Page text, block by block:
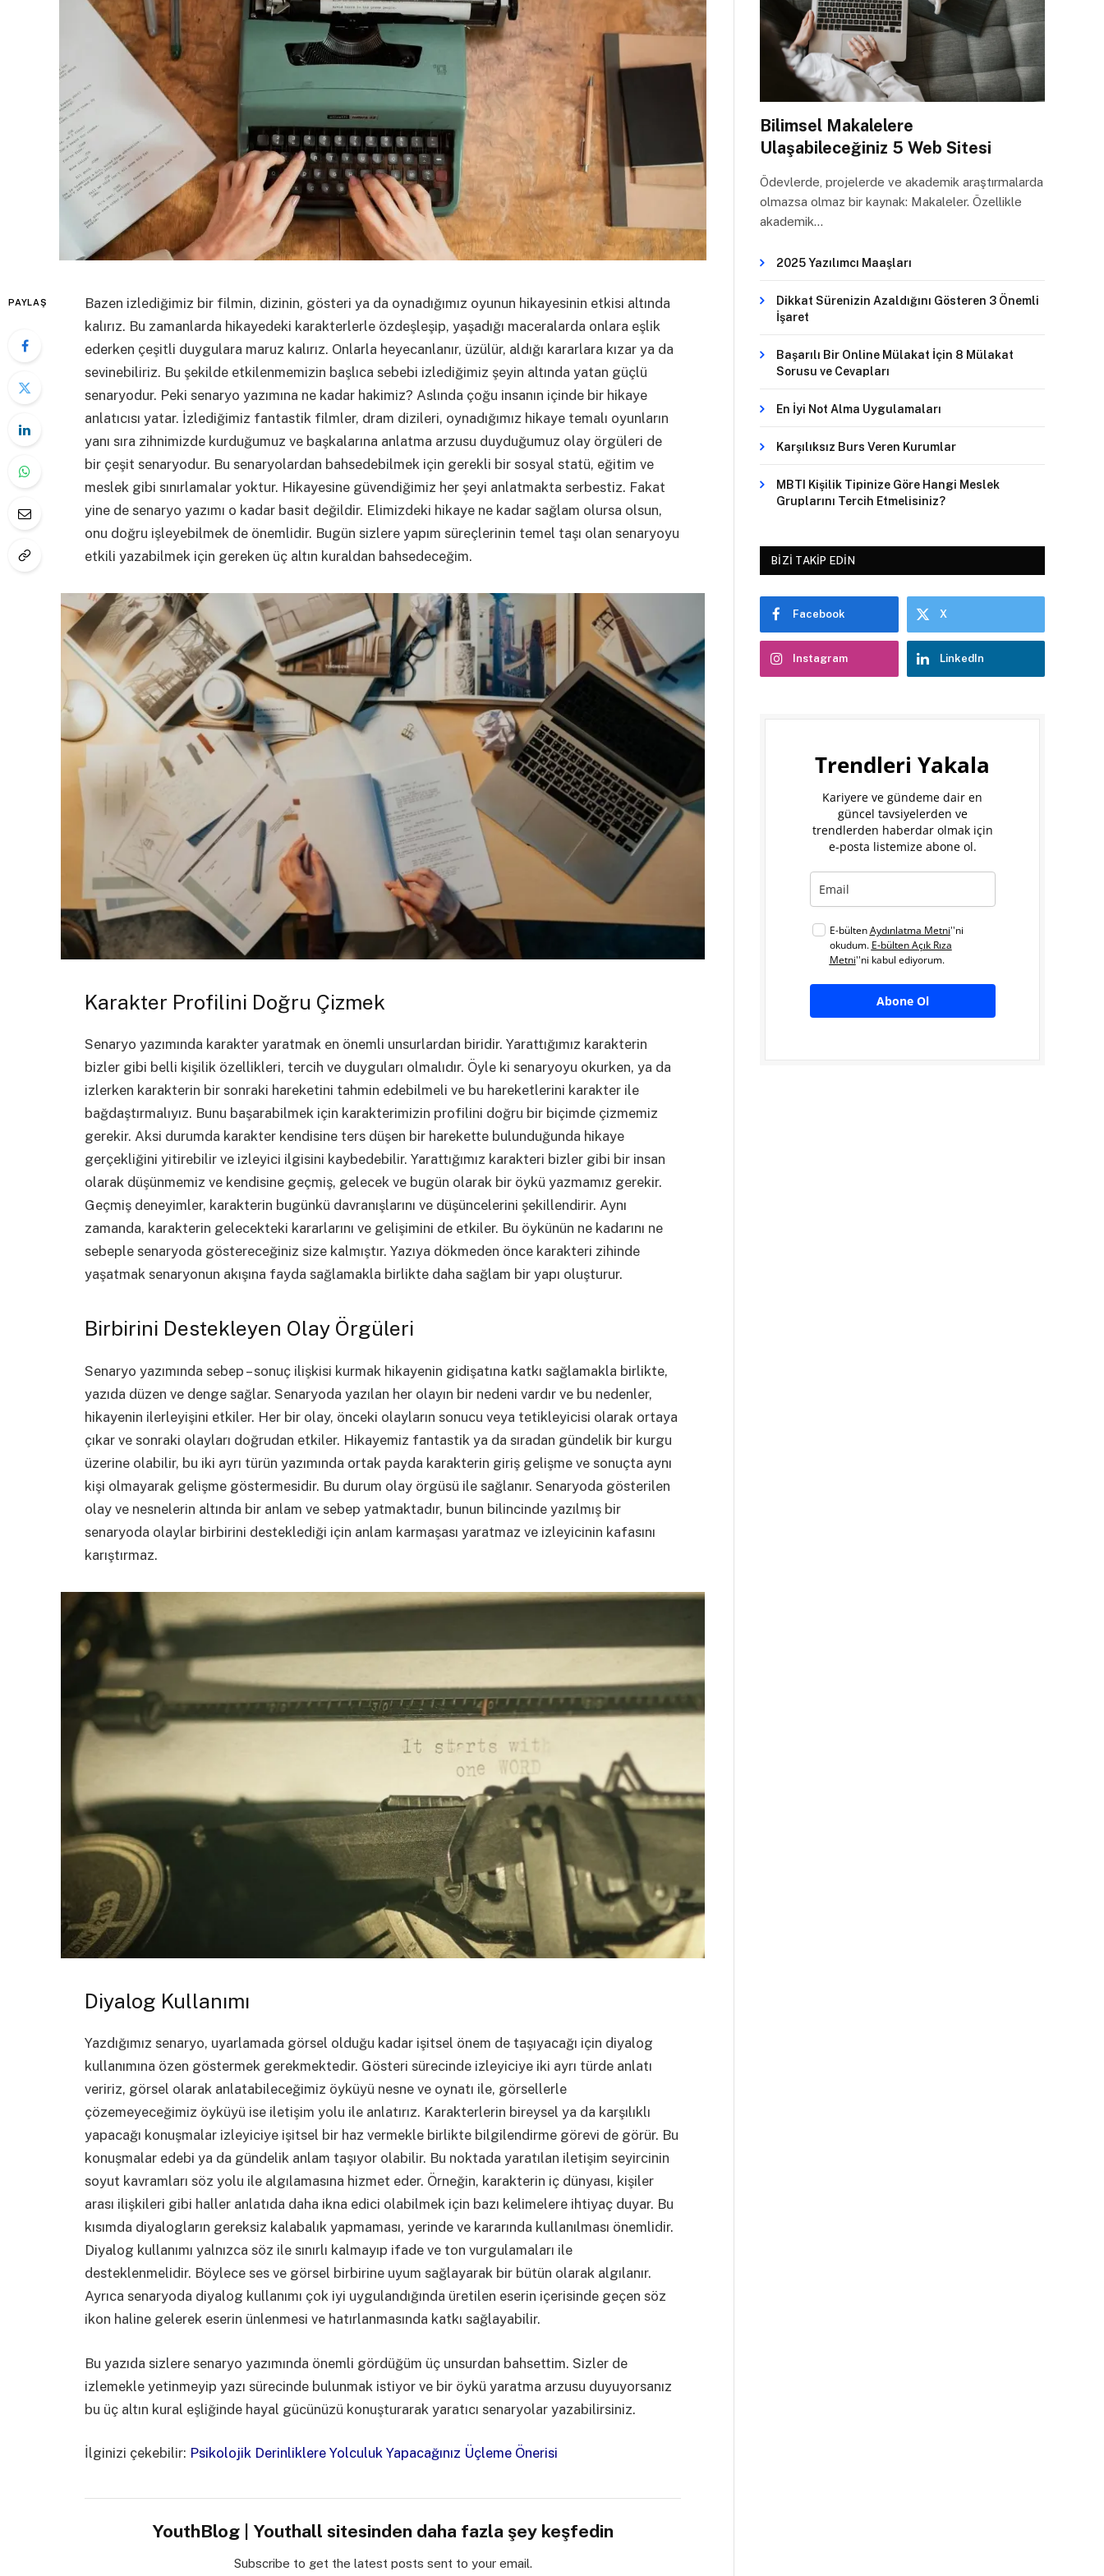
PAYLAŞ
Bazen izlediğimiz bir filmin, dizinin, gösteri ya da oynadığımız oyunun hikayesinin etkisi altında
kalırız. Bu zamanlarda hikayedeki karakterlerle özdeşleşip, yaşadığı maceralarda onlara eşlik
ederken çeşitli duygulara maruz kalırız. Onlarla heyecanlanır, üzülür, aldığı kararlara kızar ya da
sevinebiliriz. Bu şekilde etkilenmemizin başlıca sebebi izlediğimiz şeyin altında yatan güçlü
senaryodur. Peki senaryo yazımına ne kadar hakimiz? Aslında çoğu insanın içinde bir hikaye
anlatıcısı yatar. İzlediğimiz fantastik filmler, dram dizileri, oynadığımız hikaye temalı oyunların
yanı sıra zihnimizde kurduğumuz ve başkalarına anlatma arzusu duyduğumuz olay örgüleri de
bir çeşit senaryodur. Bu senaryolardan bahsedebilmek için gerekli bir sosyal statü, eğitim ve
meslek gibi sınırlamalar yoktur. Hikayesine güvendiğimiz her şeyi anlatmakta serbestiz. Fakat
yine de senaryo yazımı o kadar basit değildir. Elimizdeki hikaye ne kadar sağlam olursa olsun,
onu doğru işleyebilmek de önemlidir. Bugün sizlere yapım süreçlerinin temel taşı olan senaryoyu
etkili yazabilmek için gereken üç altın kuraldan bahsedeceğim.
Karakter Profilini Doğru Çizmek
Senaryo yazımında karakter yaratmak en önemli unsurlardan biridir. Yarattığımız karakterin
bizler gibi belli kişilik özellikleri, tercih ve duyguları olmalıdır. Öyle ki senaryoyu okurken, ya da
izlerken karakterin bir sonraki hareketini tahmin edebilmeli ve bu hareketlerini karakter ile
bağdaştırmalıyız. Bunu başarabilmek için karakterimizin profilini doğru bir biçimde çizmemiz
gerekir. Aksi durumda karakter kendisine ters düşen bir harekette bulunduğunda hikaye
gerçekliğini yitirebilir ve izleyici ilgisini kaybedebilir. Yarattığımız karakteri bizler gibi bir insan
olarak düşünmemiz ve kendisine geçmiş, gelecek ve bugün olarak bir öykü yazmamız gerekir.
Geçmiş deneyimler, karakterin bugünkü davranışlarını ve düşüncelerini şekillendirir. Aynı
zamanda, karakterin gelecekteki kararlarını ve gelişimini de etkiler. Bu öykünün ne kadarını ne
sebeple senaryoda göstereceğiniz size kalmıştır. Yazıya dökmeden önce karakteri zihinde
yaşatmak senaryonun akışına fayda sağlamakla birlikte daha sağlam bir yapı oluşturur.
Birbirini Destekleyen Olay Örgüleri
Senaryo yazımında sebep – sonuç ilişkisi kurmak hikayenin gidişatına katkı sağlamakla birlikte,
yazıda düzen ve denge sağlar. Senaryoda yazılan her olayın bir nedeni vardır ve bu nedenler,
hikayenin ilerleyişini etkiler. Her bir olay, önceki olayların sonucu veya tetikleyicisi olarak ortaya
çıkar ve sonraki olayları doğrudan etkiler. Hikayemiz fantastik ya da sıradan gündelik bir kurgu
üzerine olabilir, bu iki ayrı türün yazımında ortak payda karakterin giriş gelişme ve sonuçta aynı
kişi olmayarak gelişme göstermesidir. Bu durum olay örgüsü ile sağlanır. Senaryoda gösterilen
olay ve nesnelerin altında bir anlam ve sebep yatmaktadır, bunun bilincinde yazılmış bir
senaryoda olaylar birbirini desteklediği için anlam karmaşası yaratmaz ve izleyicinin kafasını
karıştırmaz.
Diyalog Kullanımı
Yazdığımız senaryo, uyarlamada görsel olduğu kadar işitsel önem de taşıyacağı için diyalog
kullanımına özen göstermek gerekmektedir. Gösteri sürecinde izleyiciye iki ayrı türde anlatı
veririz, görsel olarak anlatabileceğimiz öyküyü nesne ve oynatı ile, görsellerle
çözemeyeceğimiz öyküyü ise iletişim yolu ile anlatırız. Karakterlerin bireysel ya da karşılıklı
yapacağı konuşmalar izleyiciye işitsel bir haz vermekle birlikte bilgilendirme görevi de görür. Bu
konuşmalar edebi ya da gündelik anlam taşıyor olabilir. Bu noktada yaratılan iletişim seyircinin
soyut kavramları söz yolu ile algılamasına hizmet eder. Örneğin, karakterin iç dünyası, kişiler
arası ilişkileri gibi haller anlatıda daha ikna edici olabilmek için bazı kelimelere ihtiyaç duyar. Bu
kısımda diyalogların gereksiz kalabalık yapmaması, yerinde ve kararında kullanılması önemlidir.
Diyalog kullanımı yalnızca söz ile sınırlı kalmayıp ifade ve ton vurgulamaları ile
desteklenmelidir. Böylece ses ve görsel birbirine uyum sağlayarak bir bütün olarak algılanır.
Ayrıca senaryoda diyalog kullanımı çok iyi uygulandığında üretilen eserin içerisinde geçen söz
ikon haline gelerek eserin ünlenmesi ve hatırlanmasında katkı sağlayabilir.
Bu yazıda sizlere senaryo yazımında önemli gördüğüm üç unsurdan bahsettim. Sizler de
izlemekle yetinmeyip yazı sürecinde bulunmak istiyor ve bir öykü yaratma arzusu duyuyorsanız
bu üç altın kural eşliğinde hayal gücünüzü konuşturarak yaratıcı senaryolar yazabilirsiniz.
İlginizi çekebilir: Psikolojik Derinliklere Yolculuk Yapacağınız Üçleme Önerisi
YouthBlog | Youthall sitesinden daha fazla şey keşfedin
Subscribe to get the latest posts sent to your email.
Bilimsel Makalelere
Ulaşabileceğiniz 5 Web Sitesi
Ödevlerde, projelerde ve akademik araştırmalarda
olmazsa olmaz bir kaynak: Makaleler. Özellikle
akademik…
2025 Yazılımcı Maaşları
Dikkat Sürenizin Azaldığını Gösteren 3 Önemli
İşaret
Başarılı Bir Online Mülakat İçin 8 Mülakat
Sorusu ve Cevapları
En İyi Not Alma Uygulamaları
Karşılıksız Burs Veren Kurumlar
MBTI Kişilik Tipinize Göre Hangi Meslek
Gruplarını Tercih Etmelisiniz?
BIZI TAKIP EDIN
Facebook X
Instagram LinkedIn
Trendleri Yakala
Kariyere ve gündeme dair en
güncel tavsiyelerden ve
trendlerden haberdar olmak için
e-posta listemize abone ol.
E-bültenAydınlatma Metni''ni
okudum. E-bülten Açık Rıza
Metni''ni kabul ediyorum.
Abone Ol